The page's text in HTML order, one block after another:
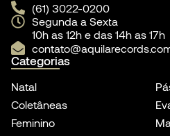
(61) 3022-0200
Segunda a Sexta
10h as 12h e das 14h as 17h
Categorias
Natal
Coletâneas
Feminino